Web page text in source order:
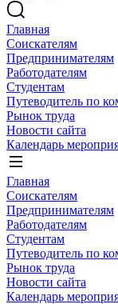
Главная
Соискателям
Предпринимателям
Работодателям
Студентам
Путеводитель по
Рынок труда
Новости сайта
Календарь
Главная
Соискателям
Предпринимателям
Работодателям
Студентам
Путеводитель по
Рынок труда
Новости сайта
Календарь